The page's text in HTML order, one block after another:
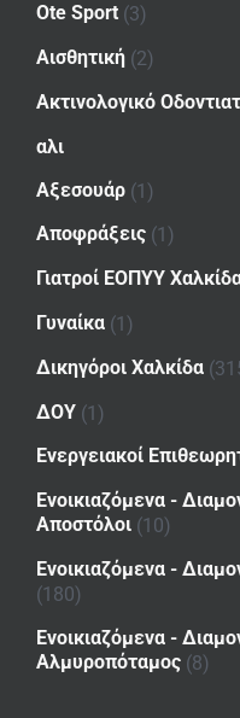
Ote Sport (3)
Αισθητική (2)
Ακτινολογικό
αλι
Αξεσουάρ (1)
Αποφράξεις (1)
Γιατροί ΕΟΠΥΥ
Γυναίκα (1)
Δικηγόροι Χαλκίδα
ΔΟΥ (1)
Ενεργειακοί
Ενοικιαζόμενα -
Αποστόλοι (10)
Ενοικιαζόμενα -
(180)
Ενοικιαζόμενα -
Αλμυροπόταμος (8)